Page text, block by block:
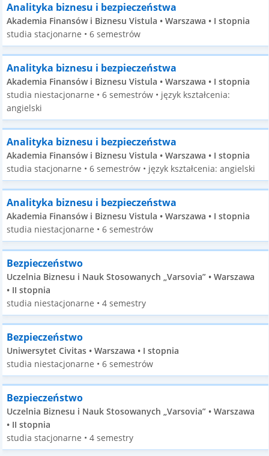
Analityka biznesu i bezpieczeństwa
Akademia Finansów i Biznesu Vistula • Warszawa • I stopnia
studia stacjonarne • 6 semestrów
Analityka biznesu i bezpieczeństwa
Akademia Finansów i Biznesu Vistula • Warszawa • I stopnia
studia niestacjonarne • 6 semestrów • język kształcenia:
angielski
Analityka biznesu i bezpieczeństwa
Akademia Finansów i Biznesu Vistula • Warszawa • I stopnia
studia stacjonarne • 6 semestrów • język kształcenia: angielski
Analityka biznesu i bezpieczeństwa
Akademia Finansów i Biznesu Vistula • Warszawa • I stopnia
studia niestacjonarne • 6 semestrów
Bezpieczeństwo
Uczelnia Biznesu i Nauk Stosowanych „Varsovia” • Warszawa
• II stopnia
studia niestacjonarne • 4 semestry
Bezpieczeństwo
Uniwersytet Civitas • Warszawa • I stopnia
studia niestacjonarne • 6 semestrów
Bezpieczeństwo
Uczelnia Biznesu i Nauk Stosowanych „Varsovia” • Warszawa
• II stopnia
studia stacjonarne • 4 semestry